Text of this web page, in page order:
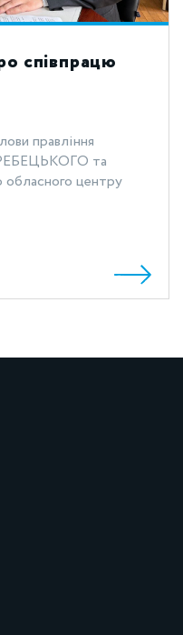
співпрацю
правління
та
центру